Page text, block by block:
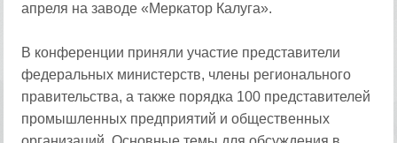
апреля на заводе «Меркатор Калуга».
В конференции приняли участие представители
федеральных министерств, члены регионального
правительства, а также порядка 100 представителей
промышленных предприятий и общественных